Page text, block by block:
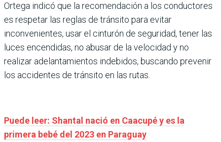
Ortega indicó que la recomendación a los conductores
es respetar las reglas de tránsito para evitar
inconvenientes, usar el cinturón de seguridad, tener las
luces encendidas, no abusar de la velocidad y no
realizar adelantamientos indebidos, buscando prevenir
los accidentes de tránsito en las rutas.
Puede leer: Shantal nació en Caacupé y es la
primera bebé del 2023 en Paraguay